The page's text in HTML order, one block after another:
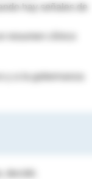
hay señales de
resumen clínico
y a la gobernanza